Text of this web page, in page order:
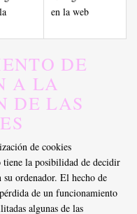
en la web
DE
A LA
DE LAS
de cookies
tiene la posibilidad de decidir
ordenador. El hecho de
de un funcionamiento
algunas de las